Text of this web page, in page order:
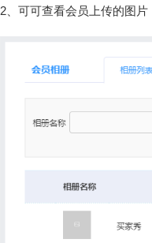
2、可可查看会员上传的图片